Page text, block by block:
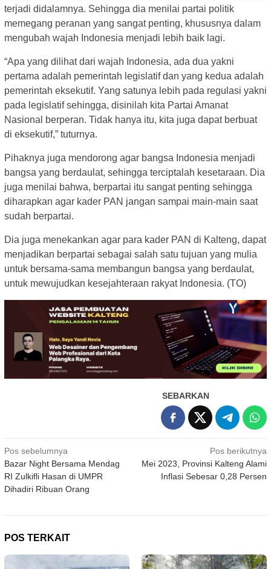
terjadi didalamnya. Sehingga dia menilai partai politik
memegang peranan yang sangat penting, khususnya dalam
mengubah wajah Indonesia menjadi lebih baik lagi.
“Apa yang dilihat dari wajah Indonesia, ada dua yakni
pertama adalah pemerintah legislatif dan yang kedua adalah
pemerintah eksekutif. Yang satunya lebih pada regulasi yakni
pada legislatif sehingga, disinilah kita Partai Amanat
Nasional berperan. Tidak hanya itu, kita juga dapat berbuat
di eksekutif,” tuturnya.
Pihaknya juga mendorong agar bangsa Indonesia menjadi
bangsa yang berdaulat, sehingga terciptalah kesetaraan. Dia
juga menilai bahwa, berpartai itu sangat penting sehingga
diharapkan agar kader PAN jangan sampai main-main saat
sudah berpartai.
Dia juga menekankan agar para kader PAN di Kalteng, dapat
menjadikan berpartai sebagai salah satu tujuan yang mulia
untuk bersama-sama membangun bangsa yang berdaulat,
untuk mewujudkan kesejahteraan rakyat Indonesia. (TO)
SEBARKAN
Navigasi
pos
Pos sebelumnya
Bazar Night Bersama Mendag
RI Zulkifli Hasan di UMPR
Dihadiri Ribuan Orang
Pos berikutnya
Mei 2023, Provinsi Kalteng Alami
Inflasi Sebesar 0,28 Persen
POS TERKAIT